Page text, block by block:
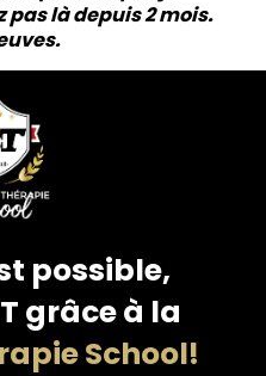
pas là depuis 2 mois.
possible,
grâce à la
School!